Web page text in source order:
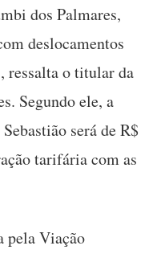
dos Palmares,
deslocamentos
ressalta o titular da
Segundo ele, a
será de R$
tarifária com as
pela Viação